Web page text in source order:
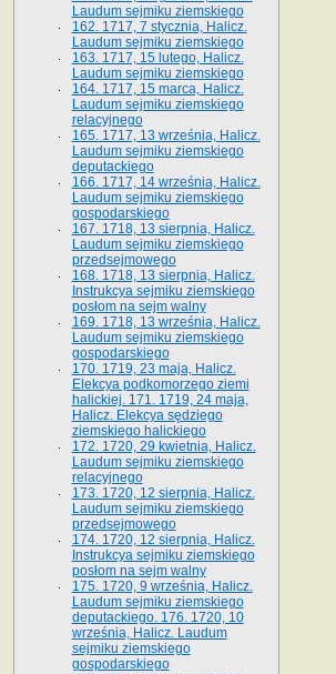
Laudum sejmiku ziemskiego
162. 1717, 7 stycznia, Halicz.
Laudum sejmiku ziemskiego
163. 1717, 15 lutego, Halicz.
Laudum sejmiku ziemskiego
164. 1717, 15 marca, Halicz.
Laudum sejmiku ziemskiego
relacyjnego
165. 1717, 13 września, Halicz.
Laudum sejmiku ziemskiego
deputackiego
166. 1717, 14 września, Halicz.
Laudum sejmiku ziemskiego
gospodarskiego
167. 1718, 13 sierpnia, Halicz.
Laudum sejmiku ziemskiego
przedsejmowego
168. 1718, 13 sierpnia, Halicz.
Instrukcya sejmiku ziemskiego
posłom na sejm walny
169. 1718, 13 września, Halicz.
Laudum sejmiku ziemskiego
gospodarskiego
170. 1719, 23 maja, Halicz.
Elekcya podkomorzego ziemi
halickiej. 171. 1719, 24 maja,
Halicz. Elekcya sędziego
ziemskiego halickiego
172. 1720, 29 kwietnia, Halicz.
Laudum sejmiku ziemskiego
relacyjnego
173. 1720, 12 sierpnia, Halicz.
Laudum sejmiku ziemskiego
przedsejmowego
174. 1720, 12 sierpnia, Halicz.
Instrukcya sejmiku ziemskiego
posłom na sejm walny
175. 1720, 9 września, Halicz.
Laudum sejmiku ziemskiego
deputackiego. 176. 1720, 10
września, Halicz. Laudum
sejmiku ziemskiego
gospodarskiego